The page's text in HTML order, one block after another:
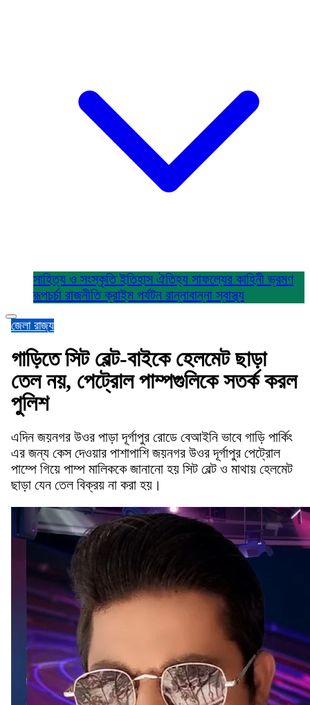
সাহিত্য ও সংস্কৃতিইতিহাস ঐতিহ্য সাফল্যের কাহিনীভ্রমণ
রূপচর্চা রাজনীতিক্রাইম পর্যটন রান্নাবান্নাস্বাস্থ্য
জেলা রাজ্য
গাড়িতে সিট বেল্ট-বাইকে হেলমেট ছাড়া
তেল নয়, পেট্রোল পাম্পগুলিকে সতর্ক করল
পুলিশ
এদিন জয়নগর উওর পাড়া দূর্গাপুর রোডে বেআইনি ভাবে গাড়ি পার্কিং
এর জন্য কেস দেওয়ার পাশাপাশি জয়নগর উওর দূর্গাপুর পেট্রোল
পাম্পে গিয়ে পাম্প মালিককে জানানো হয় সিট বেল্ট ও মাথায় হেলমেট
ছাড়া যেন তেল বিক্রয় না করা হয়।